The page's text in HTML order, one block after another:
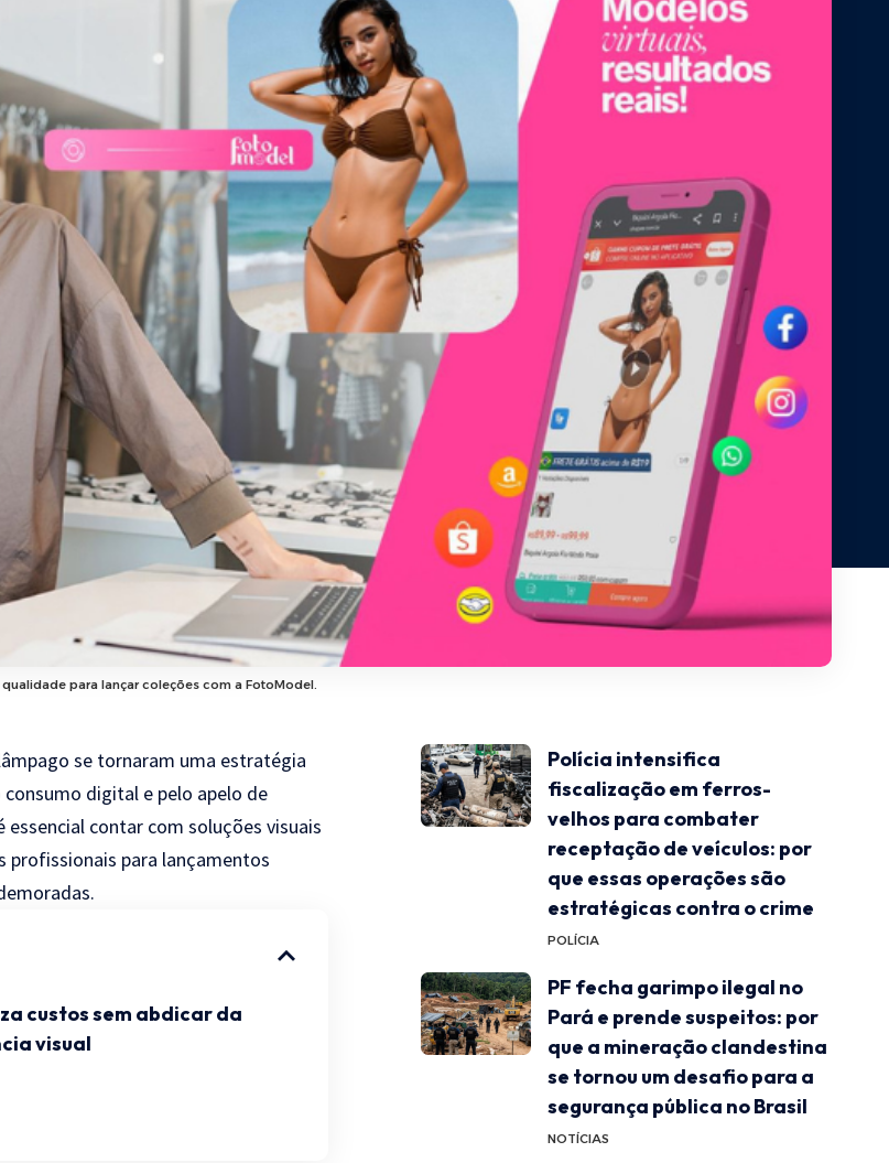
para lançar coleções com a FotoModel.
se tornaram uma estratégia
digital e pelo apelo de
contar com soluções visuais
profissionais para lançamentos
custos sem abdicar da
visual
Polícia intensifica
fiscalização em ferros-
velhos para combater
receptação de veículos: por
que essas operações são
estratégicas contra o crime
POLÍCIA
PF fecha garimpo ilegal no
Pará e prende suspeitos: por
que a mineração clandestina
se tornou um desafio para a
segurança pública no Brasil
NOTÍCIAS